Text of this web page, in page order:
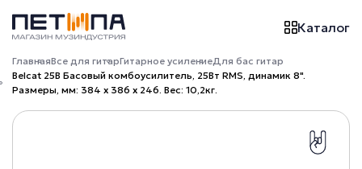
Каталог
ГлавнаяВсе для гитарГитарное усилениеДля бас гитар
Belcat 25B Басовый комбоусилитель, 25Вт RMS, динамик 8".
Размеры, мм: 384 х 386 х 246. Вес: 10,2кг.